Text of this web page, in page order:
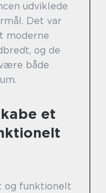
udviklede
Det var
moderne
og de
både
et
og funktionelt